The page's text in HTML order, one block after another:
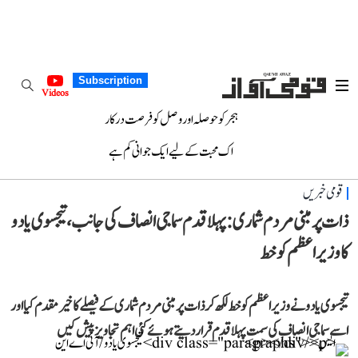
Subscription
Videos
ہجر کو حوصلہ اور وصل کو فرصت درکار
اک محبت کے لیے ایک جوانی کم ہے
قومی خبریں
ذات پر مبنی مردم شماری: پہلا قدم سماجی انصاف کی جانب، تیجسوی یادو
کا وزیراعظم کو خط
تیجسوی یادو نے وزیراعظم کو خط لکھ کر ذات پر مبنی مردم شماری کے فیصلے کا خیر مقدم کیا اور
اسے سماجی انصاف کی سمت پہلا قدم قرار دیتے ہوئے کئی اہم تجاویز پیش کیں